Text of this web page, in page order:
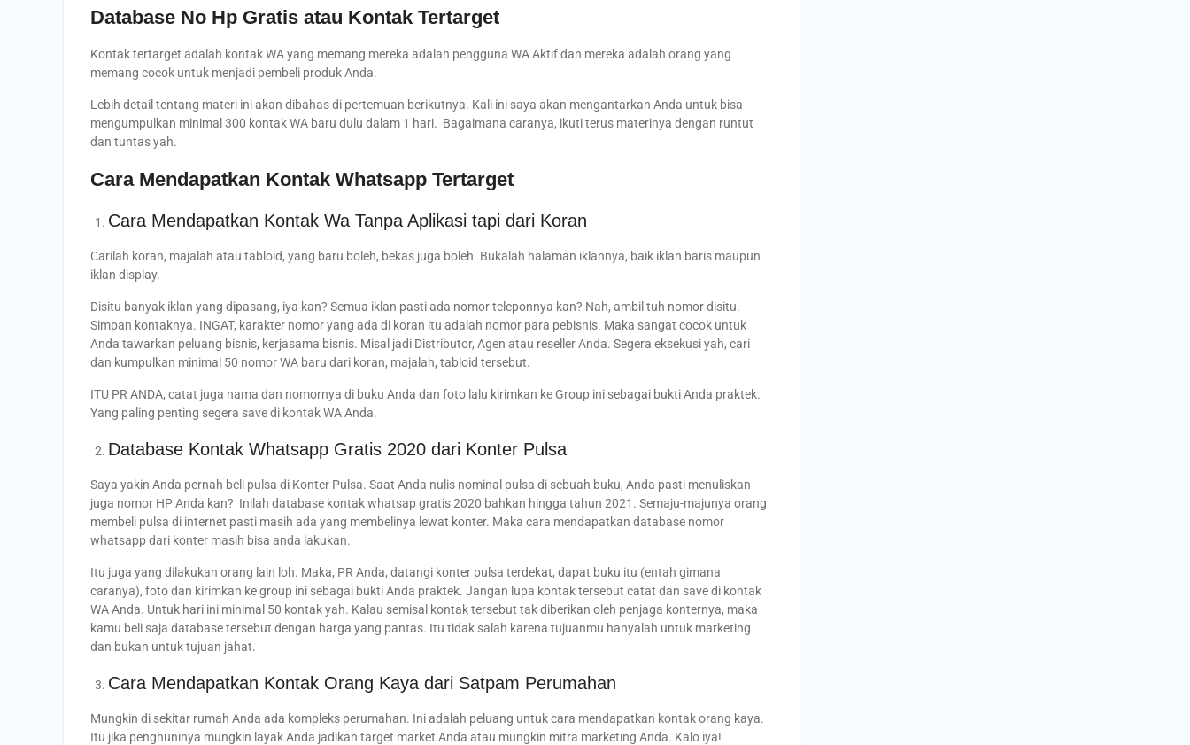
Database No Hp Gratis atau Kontak Tertarget
Kontak tertarget adalah kontak WA yang memang mereka adalah pengguna WA Aktif dan mereka adalah orang yang
memang cocok untuk menjadi pembeli produk Anda.
Lebih detail tentang materi ini akan dibahas di pertemuan berikutnya. Kali ini saya akan mengantarkan Anda untuk bisa
mengumpulkan minimal 300 kontak WA baru dulu dalam 1 hari. Bagaimana caranya, ikuti terus materinya dengan runtut
dan tuntas yah.
Cara Mendapatkan Kontak Whatsapp Tertarget
Cara Mendapatkan Kontak Wa Tanpa Aplikasi tapi dari Koran
Carilah koran, majalah atau tabloid, yang baru boleh, bekas juga boleh. Bukalah halaman iklannya, baik iklan baris maupun
iklan display.
Disitu banyak iklan yang dipasang, iya kan? Semua iklan pasti ada nomor teleponnya kan? Nah, ambil tuh nomor disitu.
Simpan kontaknya. INGAT, karakter nomor yang ada di koran itu adalah nomor para pebisnis. Maka sangat cocok untuk
Anda tawarkan peluang bisnis, kerjasama bisnis. Misal jadi Distributor, Agen atau reseller Anda. Segera eksekusi yah, cari
dan kumpulkan minimal 50 nomor WA baru dari koran, majalah, tabloid tersebut.
ITU PR ANDA, catat juga nama dan nomornya di buku Anda dan foto lalu kirimkan ke Group ini sebagai bukti Anda praktek.
Yang paling penting segera save di kontak WA Anda.
Database Kontak Whatsapp Gratis 2020 dari Konter Pulsa
Saya yakin Anda pernah beli pulsa di Konter Pulsa. Saat Anda nulis nominal pulsa di sebuah buku, Anda pasti menuliskan
juga nomor HP Anda kan? Inilah database kontak whatsap gratis 2020 bahkan hingga tahun 2021. Semaju-majunya orang
membeli pulsa di internet pasti masih ada yang membelinya lewat konter. Maka cara mendapatkan database nomor
whatsapp dari konter masih bisa anda lakukan.
Itu juga yang dilakukan orang lain loh. Maka, PR Anda, datangi konter pulsa terdekat, dapat buku itu (entah gimana
caranya), foto dan kirimkan ke group ini sebagai bukti Anda praktek. Jangan lupa kontak tersebut catat dan save di kontak
WA Anda. Untuk hari ini minimal 50 kontak yah. Kalau semisal kontak tersebut tak diberikan oleh penjaga konternya, maka
kamu beli saja database tersebut dengan harga yang pantas. Itu tidak salah karena tujuanmu hanyalah untuk marketing
dan bukan untuk tujuan jahat.
Cara Mendapatkan Kontak Orang Kaya dari Satpam Perumahan
Mungkin di sekitar rumah Anda ada kompleks perumahan. Ini adalah peluang untuk cara mendapatkan kontak orang kaya.
Itu jika penghuninya mungkin layak Anda jadikan target market Anda atau mungkin mitra marketing Anda. Kalo iya!